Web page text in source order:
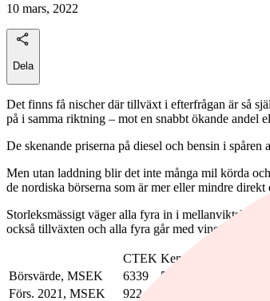
10 mars, 2022
Dela
Det finns få nischer där tillväxt i efterfrågan är så
på i samma riktning – mot en snabbt ökande andel
De skenande priserna på diesel och bensin i
Men utan laddning blir det inte många mil körda
de nordiska börserna som är mer eller mindre
Storleksmässigt väger alla fyra in i
också tillväxten och alla fyra går med vinst som
CTEK Kempower
Börsvärde, MSEK
6339 5908
Förs. 2021, MSEK
922